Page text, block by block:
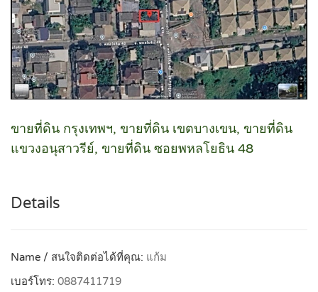
ขายที่ดิน กรุงเทพฯ, ขายที่ดิน เขตบางเขน, ขายที่ดิน
แขวงอนุสาวรีย์, ขายที่ดิน ซอยพหลโยธิน 48
Details
Name / สนใจติดต่อได้ที่คุณ: แก้ม
เบอร์โทร: 0887411719